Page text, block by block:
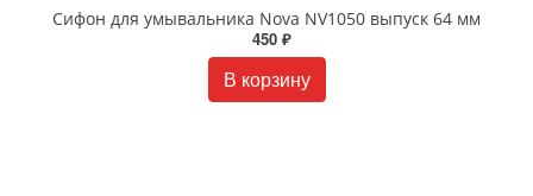
Сифон для умывальника Nova NV1050 выпуск 64 мм
450 ₽
В корзину